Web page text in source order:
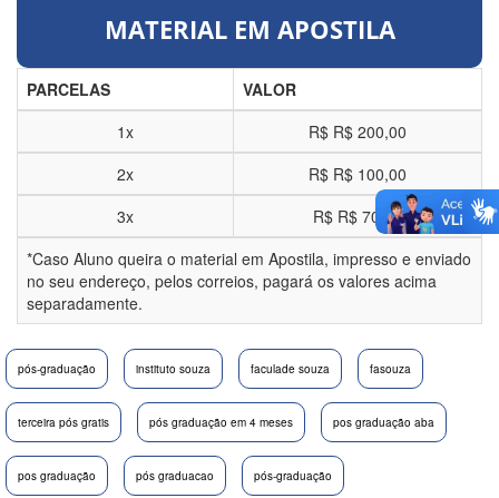
MATERIAL EM APOSTILA
PARCELAS
VALOR
1x
R$ R$ 200,00
2x
R$ R$ 100,00
3x
R$ R$ 70,00
*Caso Aluno queira o material em Apostila, impresso e enviado
no seu endereço, pelos correios, pagará os valores acima
separadamente.
pós-graduação instituto souza faculade souza fasouza
terceira pós gratis pós graduação em 4 meses pos graduação aba
pos graduação pós graduacao pós-graduação